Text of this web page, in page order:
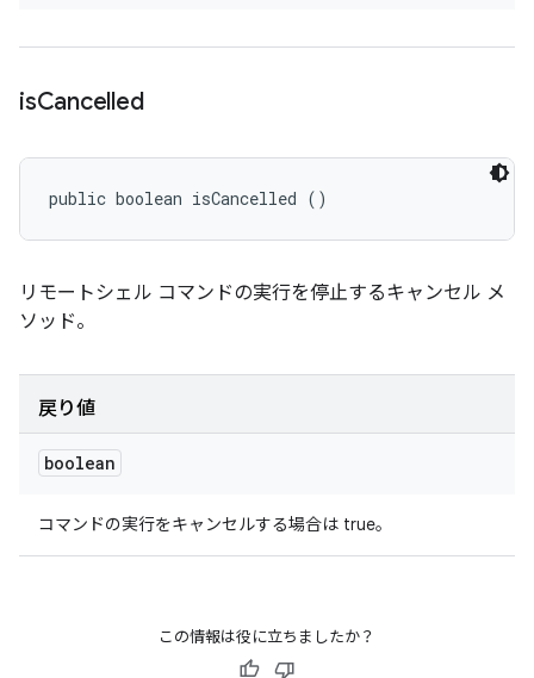
isCancelled
public boolean isCancelled ()
リモートシェル コマンドの実行を停止するキャンセル メ
ソッド。
戻り値
boolean
コマンドの実行をキャンセルする場合は true。
この情報は役に立ちましたか？